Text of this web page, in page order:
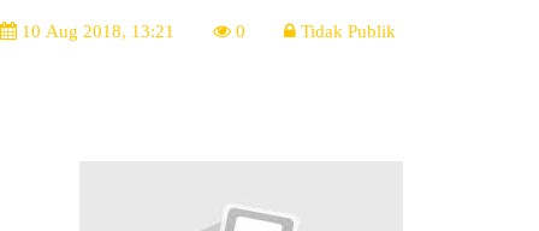
10 Aug 2018, 13:21 0 Tidak Publik